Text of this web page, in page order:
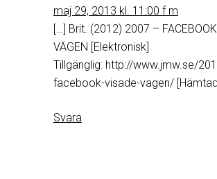
maj 29, 2013 kl. 11:00 f m
[…] Brit. (2012) 2007 –
VÄGEN [Elektronisk]
Tillgänglig: http://www.jmw.se/
facebook-visade-vagen/
Svara